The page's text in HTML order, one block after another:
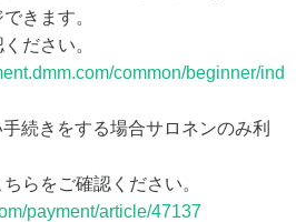
きます。
ださい。
common/beginner/ind
続きをする場合サロネンのみ利
らをご確認ください。
payment/article/47137